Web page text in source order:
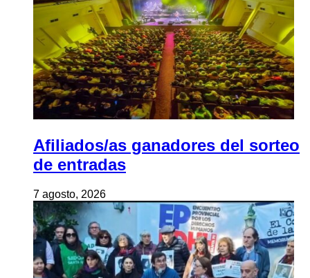
Afiliados/as ganadores del sorteo
de entradas
7 agosto, 2026